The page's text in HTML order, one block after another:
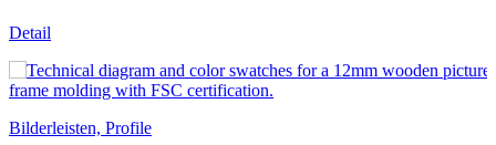
Detail
Bilderleisten, Profile